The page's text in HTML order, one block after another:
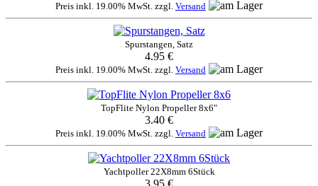
Preis inkl. 19.00% MwSt. zzgl. Versand
Spurstangen, Satz
4.95 €
Preis inkl. 19.00% MwSt. zzgl. Versand
TopFlite Nylon Propeller 8x6"
3.40 €
Preis inkl. 19.00% MwSt. zzgl. Versand
Yachtpoller 22X8mm 6Stück